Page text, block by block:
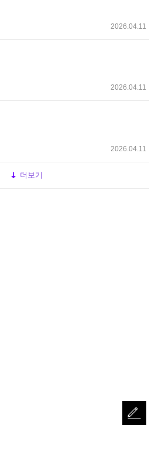
2026.04.11
2026.04.11
2026.04.11
더보기